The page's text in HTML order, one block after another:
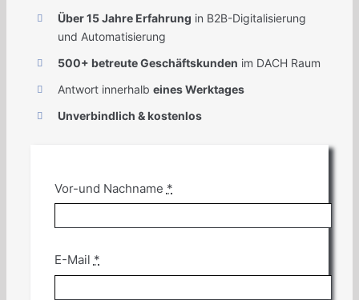
Über 15 Jahre Erfahrung in B2B-Digitalisierung
und Automatisierung
500+ betreute Geschäftskunden im DACH Raum
Antwort innerhalb eines Werktages
Unverbindlich & kostenlos
Vor-und Nachname *
E-Mail *